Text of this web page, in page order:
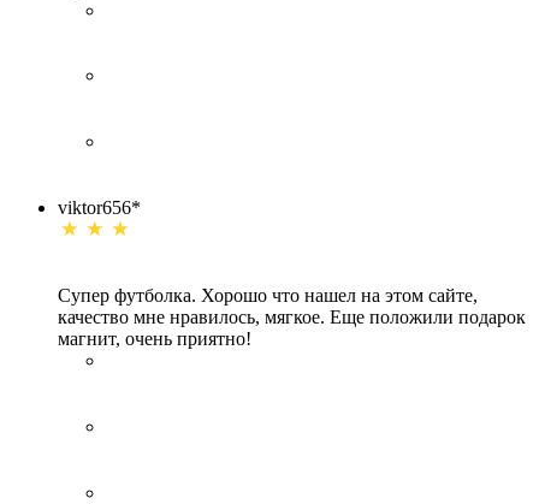
viktor656*
Супер футболка. Хорошо что нашел на этом сайте,
качество мне нравилось, мягкое. Еще положили подарок
магнит, очень приятно!